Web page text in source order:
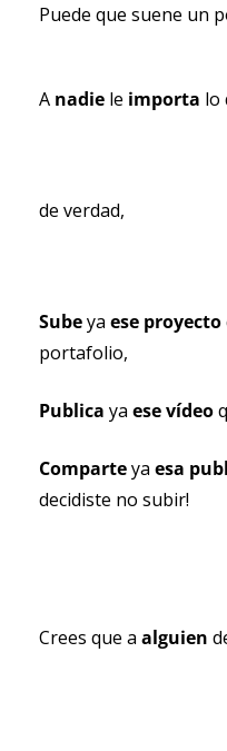
Puede que suene un
A nadie le importa lo
de verdad,
Sube ya ese proyecto
portafolio,
Publica ya ese vídeo
Comparte ya esa
decidiste no subir!
Crees que a alguien